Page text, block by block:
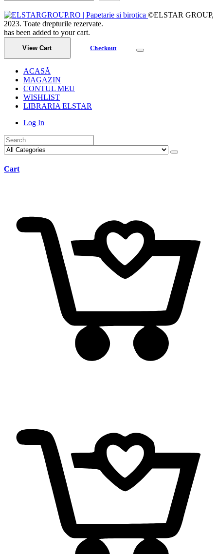
©ELSTAR GROUP,
2023. Toate drepturile rezervate.
has been added to your cart.
View Cart Checkout
ACASĂ
MAGAZIN
CONTUL MEU
WISHLIST
LIBRARIA ELSTAR
Log In
Cart